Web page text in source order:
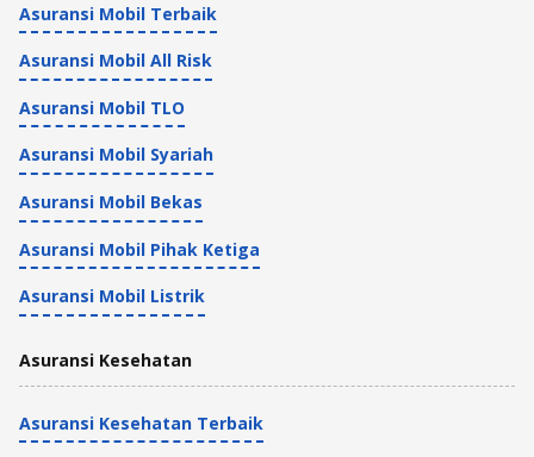
Asuransi Mobil Terbaik
Asuransi Mobil All Risk
Asuransi Mobil TLO
Asuransi Mobil Syariah
Asuransi Mobil Bekas
Asuransi Mobil Pihak Ketiga
Asuransi Mobil Listrik
Asuransi Kesehatan
Asuransi Kesehatan Terbaik